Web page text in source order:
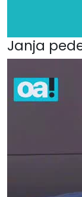
Janja